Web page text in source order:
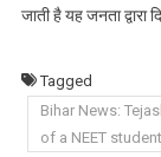
जाती है यह जनता द्वारा
Tagged
Bihar News:
of a NEET student